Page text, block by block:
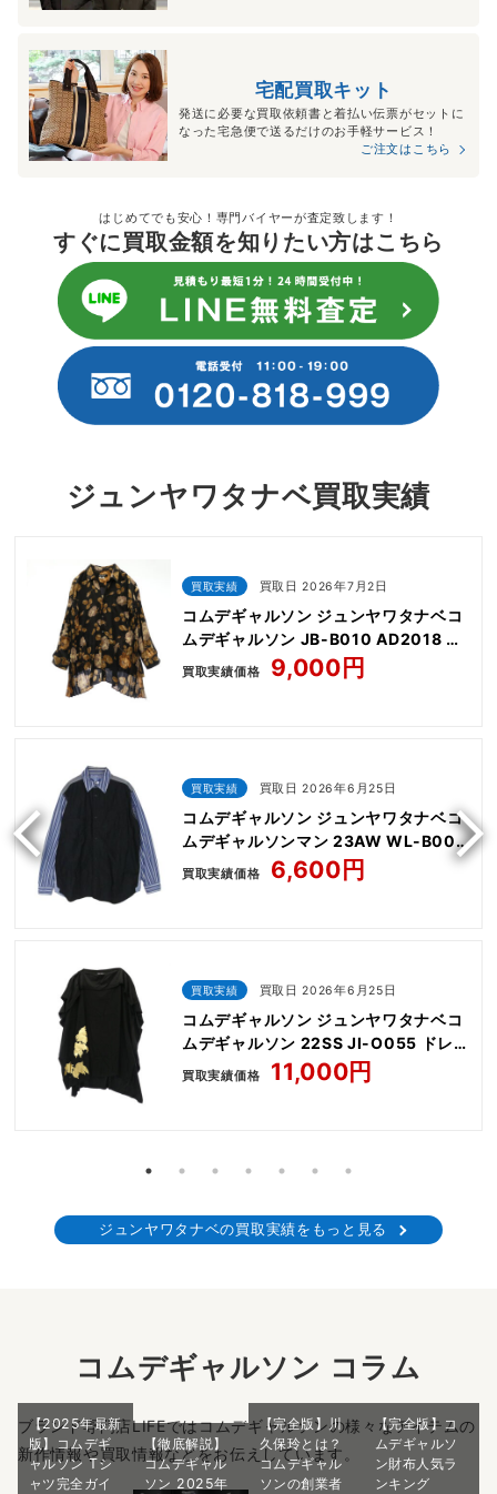
宅配買取キット
発送に必要な買取依頼書と着払い伝票がセットに
なった宅急便で送るだけのお手軽サービス！
ご注文はこちら
はじめてでも安心！専門バイヤーが査定致します！
すぐに買取金額を知りたい方はこちら
ジュンヤワタナベ買取実績
買取実績 買取日 2026年7月2日
コムデギャルソン ジュンヤワタナベコ
ムデギャルソン JB-B010 AD2018 花
柄 サイドプリーツ エステル フラワー
プリント シャツ ブラウス
買取実績価格 9,000円
買取実績 買取日 2026年6月25日
コムデギャルソン ジュンヤワタナベコ
ムデギャルソンマン 23AW WL-B004
ストライプ 切替 エルボーパッチ 長袖
買取実績価格 6,600円
買取実績 買取日 2026年6月25日
コムデギャルソン ジュンヤワタナベコ
ムデギャルソン 22SS JI-O055 ドレー
プ箔 ブラウス 変形 ワンピース
買取実績価格 11,000円
ジュンヤワタナベの買取実績をもっと見る
コムデギャルソン コラム
ブランド専門店LIFEではコムデギャルソンの様々なアイテムの
新作情報や買取情報などをお伝えしています。
【2025年最新
版】コムデギ
ャルソン Tシ
ャツ完全ガイ
【徹底解説】
コムデギャル
ソン 2025年
【完全版】川
久保玲とは？
コムデギャル
ソンの創業者
【完全版】コ
ムデギャルソ
ン財布人気ラ
ンキング